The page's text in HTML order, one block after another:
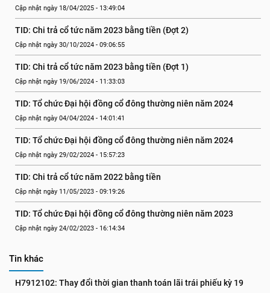
Cập nhật ngày 18/04/2025 - 13:49:04
TID: Chi trả cổ tức năm 2023 bằng tiền (Đợt 2)
Cập nhật ngày 30/10/2024 - 09:06:55
TID: Chi trả cổ tức năm 2023 bằng tiền (Đợt 1)
Cập nhật ngày 19/06/2024 - 11:33:03
TID: Tổ chức Đại hội đồng cổ đông thường niên năm 2024
Cập nhật ngày 04/04/2024 - 14:01:41
TID: Tổ chức Đại hội đồng cổ đông thường niên năm 2024
Cập nhật ngày 29/02/2024 - 15:57:23
TID: Chi trả cổ tức năm 2022 bằng tiền
Cập nhật ngày 11/05/2023 - 09:19:26
TID: Tổ chức Đại hội đồng cổ đông thường niên năm 2023
Cập nhật ngày 24/02/2023 - 16:14:34
Tin khác
H7912102: Thay đổi thời gian thanh toán lãi trái phiếu kỳ 19